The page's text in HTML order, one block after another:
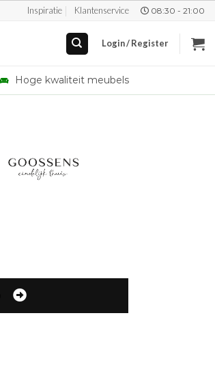
Inspiratie Klantenservice 08:30 - 21:00
Login / Register
Hoge kwaliteit meubels